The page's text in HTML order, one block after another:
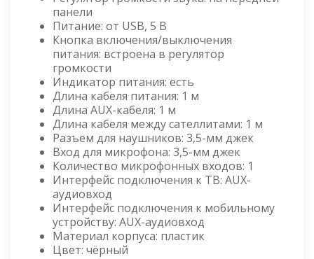
панели
Питание: от USB, 5 В
Кнопка включения/выключения
питания: встроена в регулятор
громкости
Индикатор питания: есть
Длина кабеля питания: 1 м
Длина AUX-кабеля: 1 м
Длина кабеля между сателлитами: 1 м
Разъем для наушников: 3,5-мм джек
Вход для микрофона: 3,5-мм джек
Количество микрофонных входов: 1
Интерфейс подключения к ТВ: AUX-
аудиовход
Интерфейс подключения к мобильному
устройству: AUX-аудиовход
Материал корпуса: пластик
Цвет: чёрный